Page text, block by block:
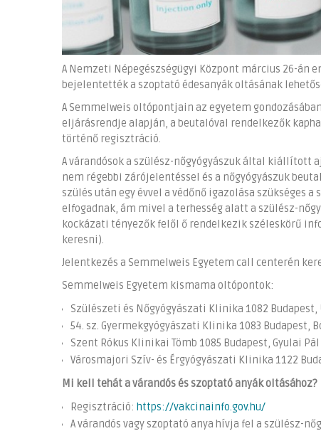
A Nemzeti Népegészségügyi Központ március 26-án
bejelentették a szoptató édesanyák oltásának
A Semmelweis oltópontjain az egyetem
eljárásrendje alapján, a beutalóval rendelkezők
történő regisztráció.
A várandósok a szülész-nőgyógyászuk által kiállított
nem régebbi zárójelentéssel és a nőgyógyászuk
szülés után egy évvel a védőnő igazolása szükséges
elfogadnak, ám mivel a terhesség alatt a szülész-
kockázati tényezők felől ő rendelkezik széleskörű
keresni).
Jelentkezés a Semmelweis Egyetem call centerén
Semmelweis Egyetem kismama oltópontok:
Szülészeti és Nőgyógyászati Klinika 1082 Budapest,
54. sz. Gyermekgyógyászati Klinika 1083 Budapest,
Szent Rókus Klinikai Tömb 1085 Budapest, Gyulai Pál
Városmajori Szív- és Érgyógyászati Klinika 1122
Mi kell tehát a várandós és szoptató anyák oltásához?
Regisztráció: https://vakcinainfo.gov.hu/
A várandós vagy szoptató anya hívja fel a szülész-